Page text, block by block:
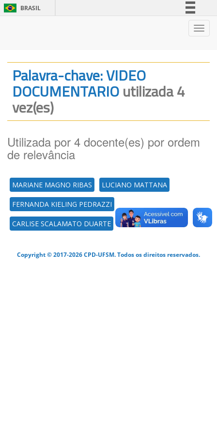
BRASIL
Legislação
Canais
Palavra-chave: VIDEO
DOCUMENTARIOutilizada 4
vez(es)
Utilizada por 4 docente(es) por ordem
de relevância
MARIANE MAGNO RIBAS LUCIANO MATTANA
FERNANDA KIELING PEDRAZZI
CARLISE SCALAMATO DUARTE
Copyright © 2017-2026 CPD-UFSM. Todos os direitos reservados.